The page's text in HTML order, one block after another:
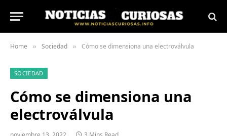
Home » Sociedad » Cómo se dimensiona una electroválvula
SOCIEDAD
Cómo se dimensiona una
electroválvula